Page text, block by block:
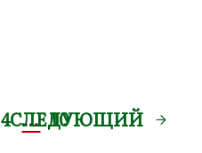
4 … 10
СЛЕДУЮЩИЙ